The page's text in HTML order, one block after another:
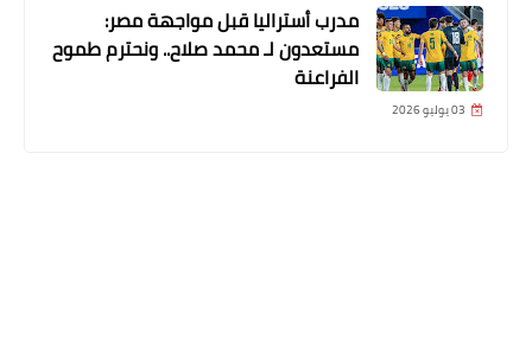
مدرب أستراليا قبل مواجهة مصر:
مستعدون لـ محمد صلاح.. ونحترم طموح
الفراعنة
03 يوليو 2026